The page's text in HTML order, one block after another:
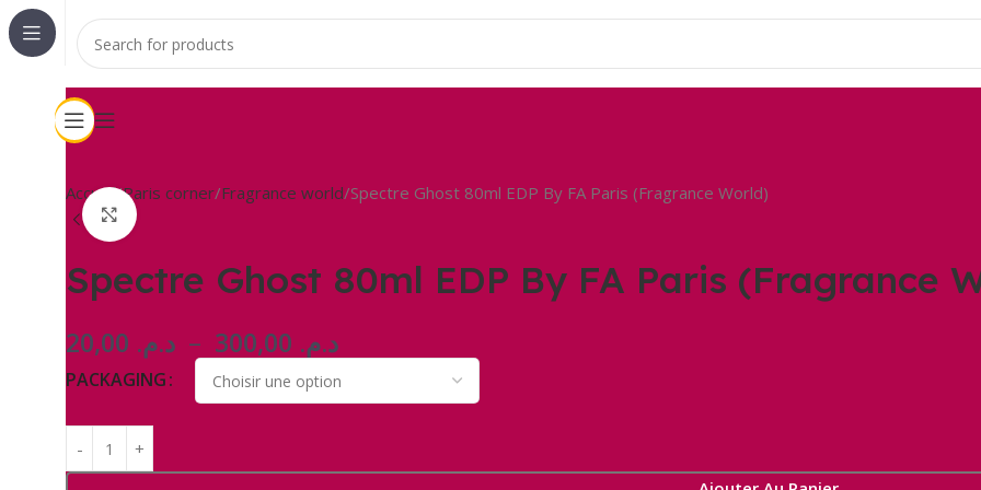
Accueil Paris corner Fragrance world Spectre Ghost 80ml EDP By FA Paris (Fragrance World)
Spectre Ghost 80ml EDP By FA Paris (Fragrance
د.م. – د.م.
PACKAGING